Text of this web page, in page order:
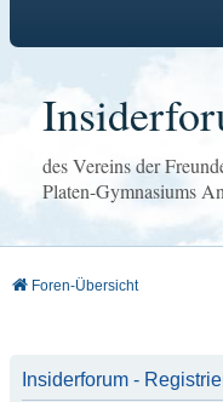
des Vereins der
Platen-Gymnasiums
Foren-Übersicht
Insiderforum -